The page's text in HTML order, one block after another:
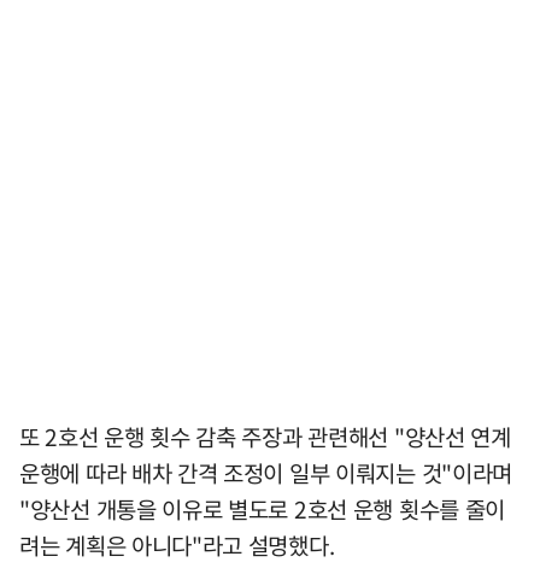
또 2호선 운행 횟수 감축 주장과 관련해선 "양산선 연계
운행에 따라 배차 간격 조정이 일부 이뤄지는 것"이라며
"양산선 개통을 이유로 별도로 2호선 운행 횟수를 줄이
려는 계획은 아니다"라고 설명했다.